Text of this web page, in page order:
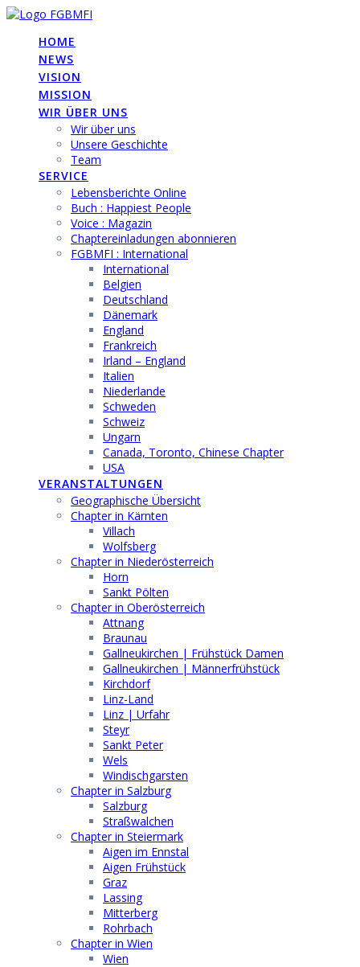
Skip
contentHOME
NEWS
VISION
MISSION
WIR ÜBER UNS
Wir über uns
Unsere Geschichte
Team
SERVICE
Lebensberichte Online
Buch : Happiest People
Voice : Magazin
Chaptereinladungen abonnieren
FGBMFI : International
International
Belgien
Deutschland
Dänemark
England
Frankreich
Irland – England
Italien
Niederlande
Schweden
Schweiz
Ungarn
Canada, Toronto, Chinese Chapter
USA
VERANSTALTUNGEN
Geographische Übersicht
Chapter in Kärnten
Villach
Wolfsberg
Chapter in Niederösterreich
Horn
Sankt Pölten
Chapter in Oberösterreich
Attnang
Braunau
Gallneukirchen | Frühstück Damen
Gallneukirchen | Männerfrühstück
Kirchdorf
Linz-Land
Linz | Urfahr
Steyr
Sankt Peter
Wels
Windischgarsten
Chapter in Salzburg
Salzburg
Straßwalchen
Chapter in Steiermark
Aigen im Ennstal
Aigen Frühstück
Graz
Lassing
Mitterberg
Rohrbach
Chapter in Wien
Wien